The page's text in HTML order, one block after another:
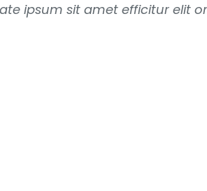
ipsum sit amet efficitur elit